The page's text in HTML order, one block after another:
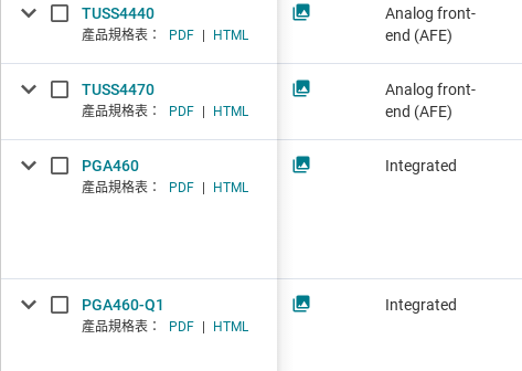
TUSS4440
產品規格表： PDF HTML
TUSS4470
產品規格表： PDF HTML
PGA460
產品規格表： PDF HTML
PGA460-Q1
產品規格表： PDF HTML
Analog front-
end (AFE)
Analog front-
end (AFE)
Integrated
Integrated